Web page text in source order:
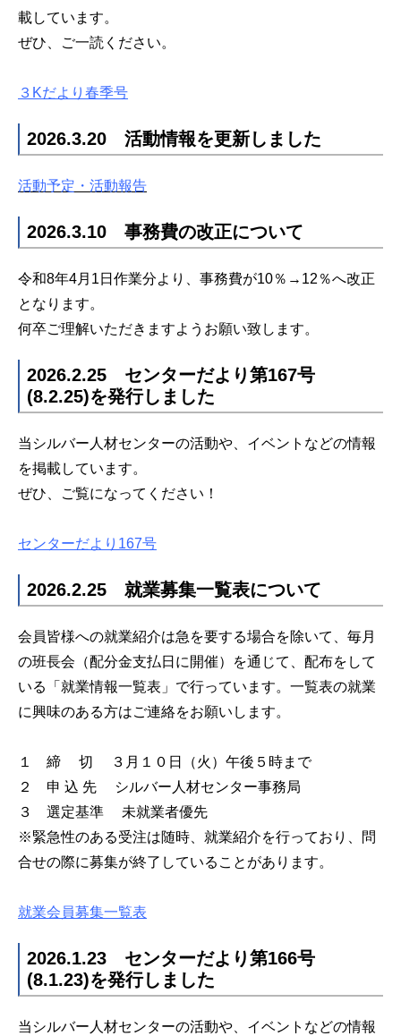
載しています。
ぜひ、ご一読ください。
３Kだより春季号
2026.3.20 活動情報を更新しました
活動予定・活動報告
2026.3.10 事務費の改正について
令和8年4月1日作業分より、事務費が10％→12％へ改正
となります。
何卒ご理解いただきますようお願い致します。
2026.2.25 センターだより第167号
(8.2.25)を発行しました
当シルバー人材センターの活動や、イベントなどの情報
を掲載しています。
ぜひ、ご覧になってください！
センターだより167号
2026.2.25 就業募集一覧表について
会員皆様への就業紹介は急を要する場合を除いて、毎月
の班長会（配分金支払日に開催）を通じて、配布をして
いる「就業情報一覧表」で行っています。一覧表の就業
に興味のある方はご連絡をお願いします。
１ 締 切 ３月１０日（火）午後５時まで
２ 申 込 先 シルバー人材センター事務局
３ 選定基準 未就業者優先
※緊急性のある受注は随時、就業紹介を行っており、問
合せの際に募集が終了していることがあります。
就業会員募集一覧表
2026.1.23 センターだより第166号
(8.1.23)を発行しました
当シルバー人材センターの活動や、イベントなどの情報